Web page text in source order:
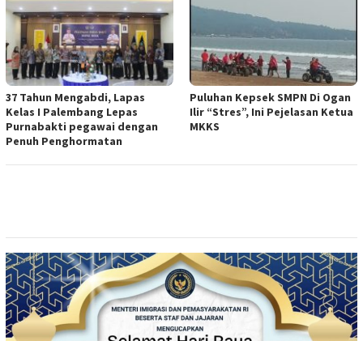
37 Tahun Mengabdi, Lapas
Kelas I Palembang Lepas
Purnabakti pegawai dengan
Penuh Penghormatan
Puluhan Kepsek SMPN Di Ogan
Ilir “Stres”, Ini Pejelasan Ketua
MKKS